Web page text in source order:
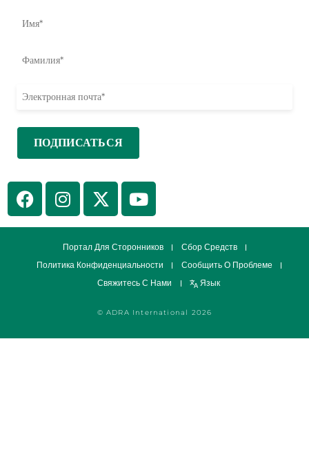
© ADRA International 2026
Портал Для Сторонников
Сбор Средств
Политика Конфиденциальности
Сообщить О Проблеме
Свяжитесь С Нами
Язык